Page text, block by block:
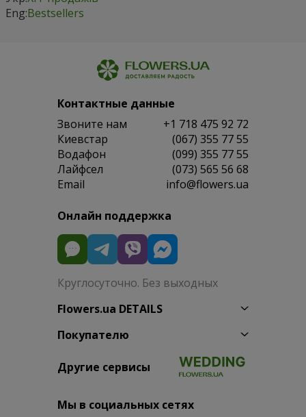
Eng:Bestsellers
Контактные данные
Звоните нам
+1 718 475 92 72
Киевстар
(067) 355 77 55
Водафон
(099) 355 77 55
Лайфсел
(073) 565 56 68
Email
info@flowers.ua
Онлайн поддержка
Круглосуточно. Без выходных
Flowers.ua DETAILS
Покупателю
Другие сервисы
Мы в социальных сетях